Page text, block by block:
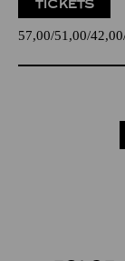
TICKETS
57,00 51,00 42,00